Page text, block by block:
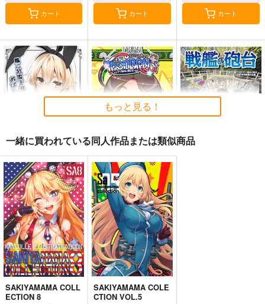
カート カート カート
艦これ股下潜り込みお
ぱんつイラスト本2
Make to Unlauful !
660円（税込）
艦隊これくしょん-艦これ-
島風
天津風
サンプル
カート
Thonbricchi～トンブ
リちゃんとねこてーと
く
KURONEKO-WORK's-
くろねこわぁくす-
660円（税込）
艦隊これくしょん-艦これ-
トンブリ
明石 大淀
サンプル
カート
もっと見る！
一緒に買われている同人作品または類似商品
SAKIYAMAMA COLL
ECTION 8
SAKIYAMAMA COLE
CTION VOL.5